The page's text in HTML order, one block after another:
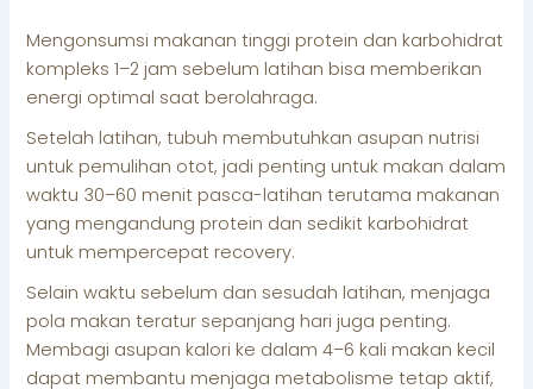
Mengonsumsi makanan tinggi protein dan karbohidrat
kompleks 1–2 jam sebelum latihan bisa memberikan
energi optimal saat berolahraga.
Setelah latihan, tubuh membutuhkan asupan nutrisi
untuk pemulihan otot, jadi penting untuk makan dalam
waktu 30–60 menit pasca-latihan terutama makanan
yang mengandung protein dan sedikit karbohidrat
untuk mempercepat recovery.
Selain waktu sebelum dan sesudah latihan, menjaga
pola makan teratur sepanjang hari juga penting.
Membagi asupan kalori ke dalam 4–6 kali makan kecil
dapat membantu menjaga metabolisme tetap aktif,